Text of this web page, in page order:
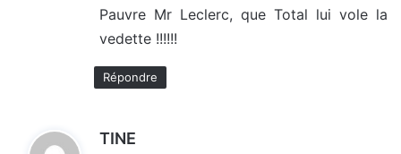
Pauvre Mr Leclerc, que Total lui vole la
vedette !!!!!!
Répondre
TINE